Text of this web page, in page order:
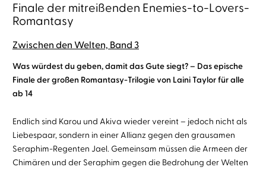
Finale der mitreißenden Enemies-to-Lovers-
Romantasy
Zwischen den Welten, Band 3
Was würdest du geben, damit das Gute siegt? – Das epische
Finale der großen Romantasy-Trilogie von Laini Taylor für alle
ab 14
Endlich sind Karou und Akiva wieder vereint – jedoch nicht als
Liebespaar, sondern in einer Allianz gegen den grausamen
Seraphim-Regenten Jael. Gemeinsam müssen die Armeen der
Chimären und der Seraphim gegen die Bedrohung der Welten